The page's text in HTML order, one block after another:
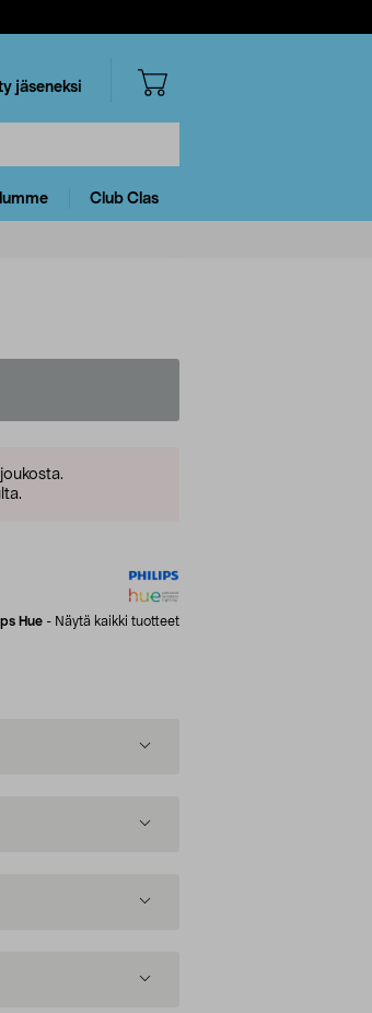
jäseneksi
Club Clas
Hue - Näytä kaikki tuotteet